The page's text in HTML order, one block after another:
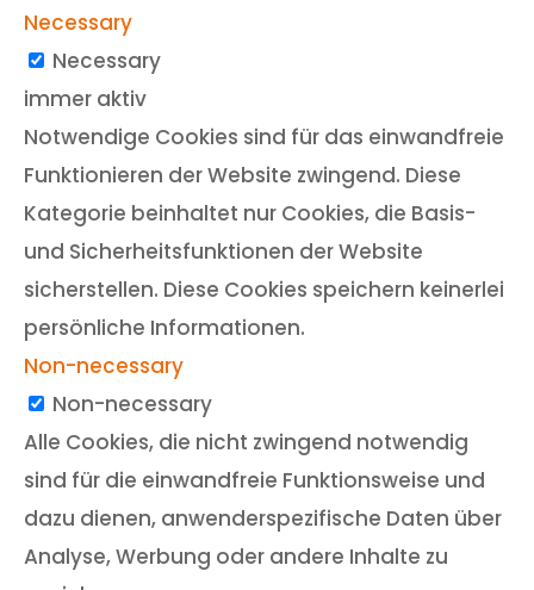
Necessary
Necessary
immer aktiv
Notwendige Cookies sind für das einwandfreie
Funktionieren der Website zwingend. Diese
Kategorie beinhaltet nur Cookies, die Basis-
und Sicherheitsfunktionen der Website
sicherstellen. Diese Cookies speichern keinerlei
persönliche Informationen.
Non-necessary
Non-necessary
Alle Cookies, die nicht zwingend notwendig
sind für die einwandfreie Funktionsweise und
dazu dienen, anwenderspezifische Daten über
Analyse, Werbung oder andere Inhalte zu